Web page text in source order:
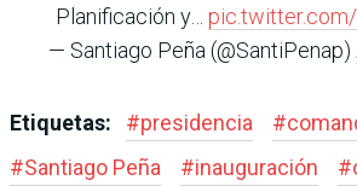
Planificación y…
— Santiago Peña (@SantiPenap)
Etiquetas: #presidencia #
#Santiago Peña #inauguración #